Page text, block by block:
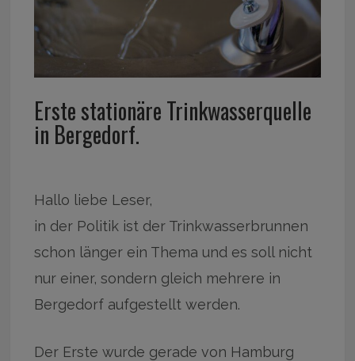
Erste stationäre Trinkwasserquelle
in Bergedorf.
Hallo liebe Leser,
in der Politik ist der Trinkwasserbrunnen
schon länger ein Thema und es soll nicht
nur einer, sondern gleich mehrere in
Bergedorf aufgestellt werden.
Der Erste wurde gerade von Hamburg